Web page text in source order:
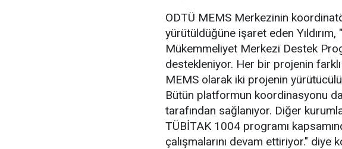
ODTÜ MEMS Merkezinin
yürütüldüğüne işaret eden
Mükemmeliyet Merkezi Destek
destekleniyor. Her bir projenin
MEMS olarak iki projenin
Bütün platformun koordinasyonu
tarafından sağlanıyor. Diğer
TÜBİTAK 1004 programı
çalışmalarını devam ettiriyor." diye